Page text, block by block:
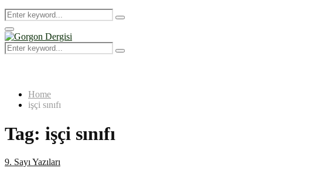
Search
for:
Search
Primary
Menu
Search
for:
Search
Home
işçi sınıfı
Tag: işçi sınıfı
9. Sayı Yazıları